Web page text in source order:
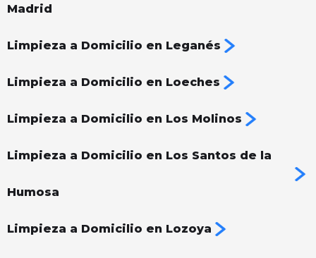
Madrid
Limpieza a Domicilio en Leganés
Limpieza a Domicilio en Loeches
Limpieza a Domicilio en Los Molinos
Limpieza a Domicilio en Los Santos de la
Humosa
Limpieza a Domicilio en Lozoya